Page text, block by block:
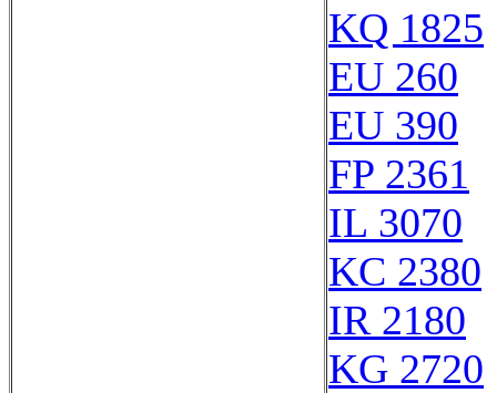
KQ 1825
EU 260
EU 390
FP 2361
IL 3070
KC 2380
IR 2180
KG 2720